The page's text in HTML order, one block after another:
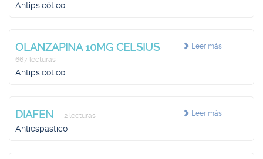
Antipsicótico
Leer más
OLANZAPINA 10MG CELSIUS
667 lecturas
Antipsicótico
Leer más
DIAFEN 2 lecturas
Antiespástico